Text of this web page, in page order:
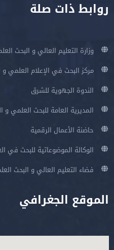
روابط ذات صلة
وزارة التعليم العالي و البحث
مركز البحث في الإعلام العلمي و
الندوة الجهوية للشرق
المديرية العامة للبحث العلمي و
حاضنة الأعمال الرقمية
الوكالة الموضوعاتية للبحث في
فضاء التعليم العالي و البحث
الموقع الجغرافي